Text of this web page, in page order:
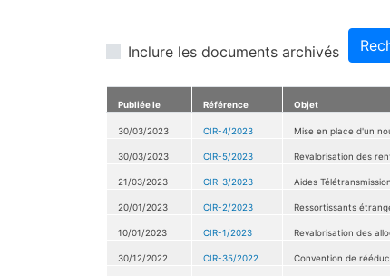
Inclure les documents archivés
Publiée le Référence Objet
30/03/2023 CIR-4/2023 Mise en place d'un
30/03/2023 CIR-5/2023 Revalorisation des
21/03/2023 CIR-3/2023 Aides
20/01/2023 CIR-2/2023 Ressortissants
10/01/2023 CIR-1/2023 Revalorisation des
30/12/2022 CIR-35/2022 Convention de